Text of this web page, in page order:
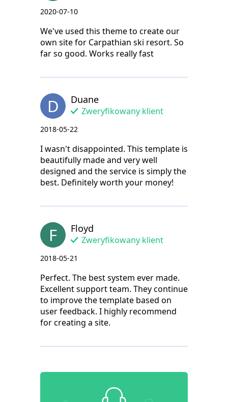
2020-07-10
We've used this theme to create our
own site for Carpathian ski resort. So
far so good. Works really fast
D Duane
Zweryfikowany klient
2018-05-22
I wasn't disappointed. This template is
beautifully made and very well
designed and the service is simply the
best. Definitely worth your money!
F Floyd
Zweryfikowany klient
2018-05-21
Perfect. The best system ever made.
Excellent support team. They continue
to improve the template based on
user feedback. I highly recommend
for creating a site.